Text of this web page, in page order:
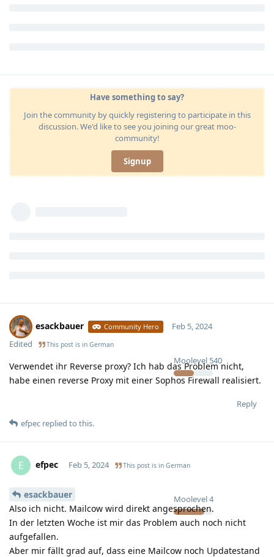
Have something to say?
Join the community by quickly registering to participate in this
discussion. We'd like to see you joining our great moo-
community!
Signup
esackbauer Community Hero
Moolevel 540
Feb 5, 2024
Edited
This post is in German
Verwendet ihr Reverse proxy? Ich hab das Problem nicht,
habe einen reverse Proxy mit einer Sophos Firewall realisiert.
Reply
efpec replied to this.
E efpec
Moolevel4
Feb 5, 2024 This post is in German
esackbauer
Also ich nicht. Mailcow wird direkt angesprochen.
In der letzten Woche ist mir das Problem auch noch nicht
aufgefallen.
Aber mir fällt grad auf, dass eine Mailcow noch Updatestand